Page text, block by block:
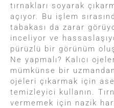
tırnakları soyarak
açıyor. Bu işlem
tabakası da zarar
inceliyor ve
pürüzlü bir görünüm
Ne yapmalı? Kalıcı
mümkünse bir
ojeleri çıkarmak için
temizleyici kullanın.
vermemek için nazik